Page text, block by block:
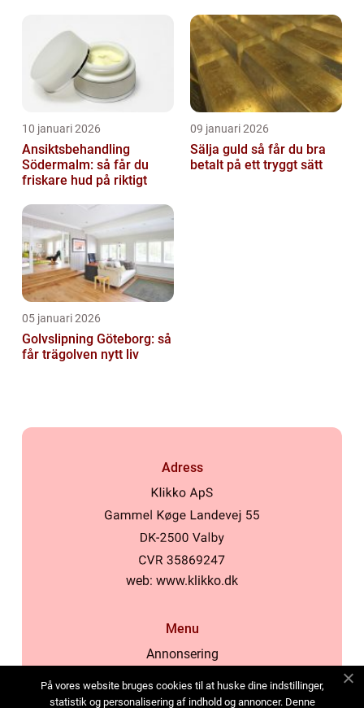
10 januari 2026
Ansiktsbehandling
Södermalm: så får du
friskare hud på riktigt
09 januari 2026
Sälja guld så får du bra
betalt på ett tryggt sätt
05 januari 2026
Golvslipning Göteborg: så
får trägolven nytt liv
Adress
web: www.klikko.dk
Menu
Annonsering
Cookies
På vores website bruges cookies til at huske dine indstillinger,
statistik og personalisering af indhold og annoncer. Denne